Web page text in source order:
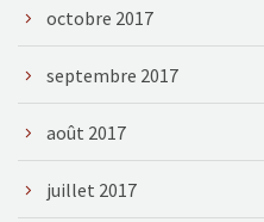
octobre 2017
septembre 2017
août 2017
juillet 2017